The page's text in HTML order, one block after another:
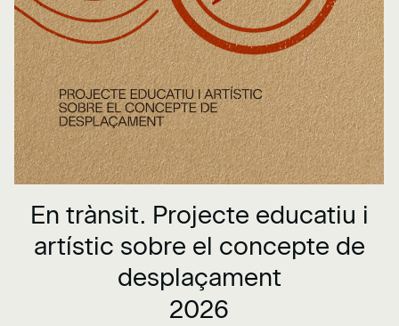
En trànsit. Projecte educatiu i
artístic sobre el concepte de
desplaçament
2026